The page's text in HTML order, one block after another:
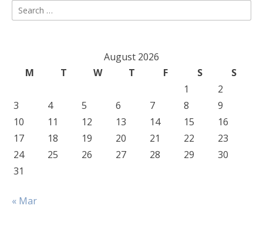
Search
for:
August 2026
M
T W T F S
S
1
2
3
4 5 6 7 8
9
10
11 12 13 14 15
16
17
18 19 20 21 22
23
24
25 26 27 28 29
30
31
« Mar